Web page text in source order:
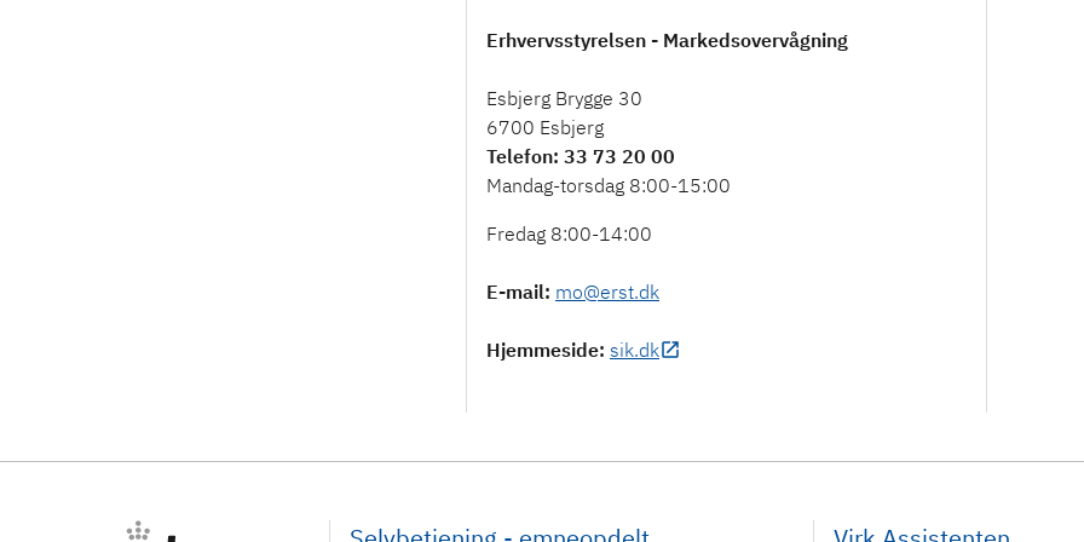
Erhvervsstyrelsen - Markedsovervågning
Esbjerg Brygge 30
6700 Esbjerg
Telefon: 33 73 20 00
Mandag-torsdag 8:00-15:00
Fredag 8:00-14:00
E-mail: mo@erst.dk
Hjemmeside: sik.dk